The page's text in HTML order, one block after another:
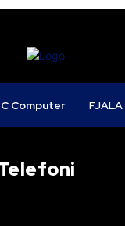
Computer FJALA